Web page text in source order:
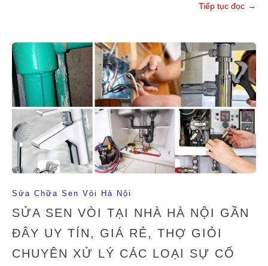
Tiếp tục đọc →
Sửa Chữa Sen Vòi Hà Nội
SỬA SEN VÒI TẠI NHÀ HÀ NỘI GẦN
ĐÂY UY TÍN, GIÁ RẺ, THỢ GIỎI
CHUYÊN XỬ LÝ CÁC LOẠI SỰ CỐ